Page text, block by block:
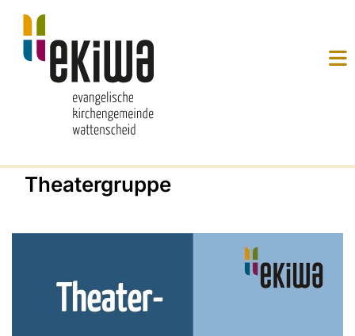
Theatergruppe